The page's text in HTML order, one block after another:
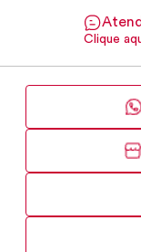
Clique